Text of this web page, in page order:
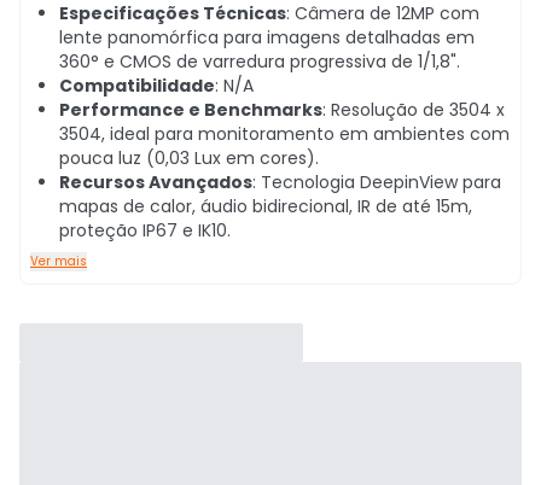
Especificações Técnicas: Câmera de 12MP com
lente panomórfica para imagens detalhadas em
360° e CMOS de varredura progressiva de 1/1,8".
Compatibilidade: N/A
Performance e Benchmarks: Resolução de 3504 x
3504, ideal para monitoramento em ambientes com
pouca luz (0,03 Lux em cores).
Recursos Avançados: Tecnologia DeepinView para
mapas de calor, áudio bidirecional, IR de até 15m,
proteção IP67 e IK10.
Ver mais